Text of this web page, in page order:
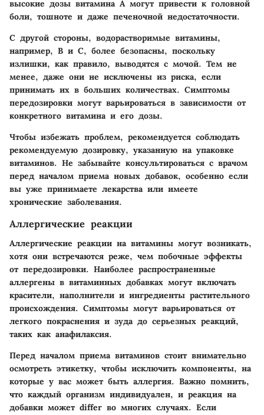
высокие дозы витамина A могут привести к головной
боли, тошноте и даже печеночной недостаточности.
С другой стороны, водорастворимые витамины,
например, B и C, более безопасны, поскольку
излишки, как правило, выводятся с мочой. Тем не
менее, даже они не исключены из риска, если
принимать их в больших количествах. Симптомы
передозировки могут варьироваться в зависимости от
конкретного витамина и его дозы.
Чтобы избежать проблем, рекомендуется соблюдать
рекомендуемую дозировку, указанную на упаковке
витаминов. Не забывайте консультироваться с врачом
перед началом приема новых добавок, особенно если
вы уже принимаете лекарства или имеете
хронические заболевания.
Аллергические реакции
Аллергические реакции на витамины могут возникать,
хотя они встречаются реже, чем побочные эффекты
от передозировки. Наиболее распространенные
аллергены в витаминных добавках могут включать
красители, наполнители и ингредиенты растительного
происхождения. Симптомы могут варьироваться от
легкого покраснения и зуда до серьезных реакций,
таких как анафилаксия.
Перед началом приема витаминов стоит внимательно
осмотреть этикетку, чтобы исключить компоненты, на
которые у вас может быть аллергия. Важно помнить,
что каждый организм индивидуален, и реакция на
добавки может differ во многих случаях. Если